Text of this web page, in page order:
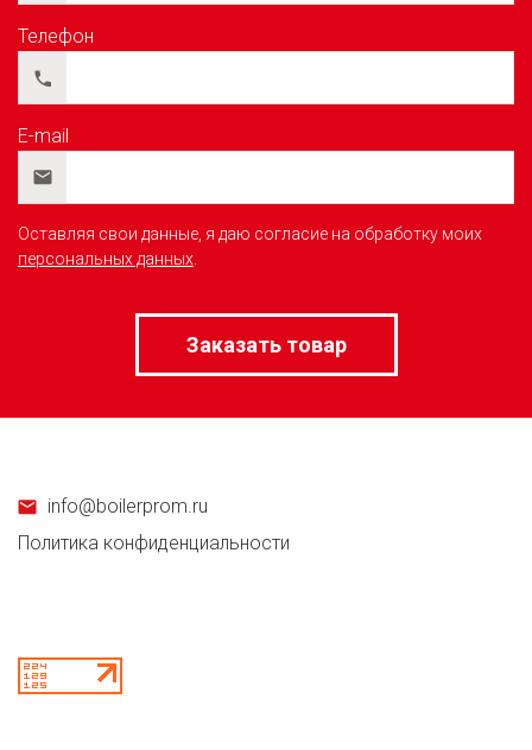
Телефон
E-mail
Оставляя свои данные, я даю согласие на обработку моих
персональных данных.
info@boilerprom.ru
Политика конфиденциальности